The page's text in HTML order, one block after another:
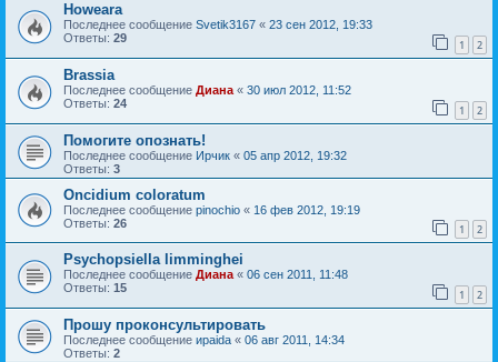
Howeara
Последнее сообщение Svetik3167 « 23 сен 2012, 19:33
Ответы: 29 1 2
Brassia
Последнее сообщение Диана « 30 июл 2012, 11:52
Ответы: 24 1 2
Помогите опознать!
Последнее сообщение Ирчик « 05 апр 2012, 19:32
Ответы: 3
Oncidium coloratum
Последнее сообщение pinochio « 16 фев 2012, 19:19
Ответы: 26 1 2
Psychopsiella limminghei
Последнее сообщение Диана« 06 сен 2011, 11:48
Ответы: 15 1 2
Прошу проконсультировать
Последнее сообщение ираida « 06 авг 2011, 14:34
Ответы: 2